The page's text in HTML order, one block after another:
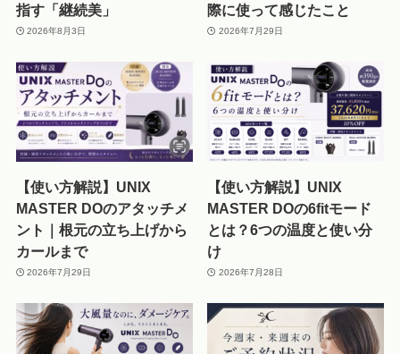
指す「継続美」
2026年8月3日
際に使って感じたこと
2026年7月29日
【使い方解説】UNIX
MASTER DOのアタッチメ
ント｜根元の立ち上げから
カールまで
2026年7月29日
【使い方解説】UNIX
MASTER DOの6fitモード
とは？6つの温度と使い分
け
2026年7月28日